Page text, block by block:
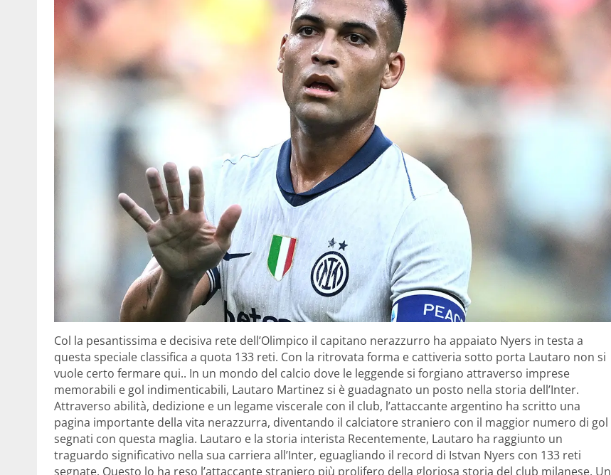
Col la pesantissima e decisiva rete dell’Olimpico il capitano nerazzurro ha appaiato Nyers in testa a
questa speciale classifica a quota 133 reti. Con la ritrovata forma e cattiveria sotto porta Lautaro non si
vuole certo fermare qui.. In un mondo del calcio dove le leggende si forgiano attraverso imprese
memorabili e gol indimenticabili, Lautaro Martinez si è guadagnato un posto nella storia dell’Inter.
Attraverso abilità, dedizione e un legame viscerale con il club, l’attaccante argentino ha scritto una
pagina importante della vita nerazzurra, diventando il calciatore straniero con il maggior numero di gol
segnati con questa maglia. Lautaro e la storia interista Recentemente, Lautaro ha raggiunto un
traguardo significativo nella sua carriera all’Inter, eguagliando il record di Istvan Nyers con 133 reti
segnate. Questo lo ha reso l’attaccante straniero più prolifero della gloriosa storia del club milanese. Un